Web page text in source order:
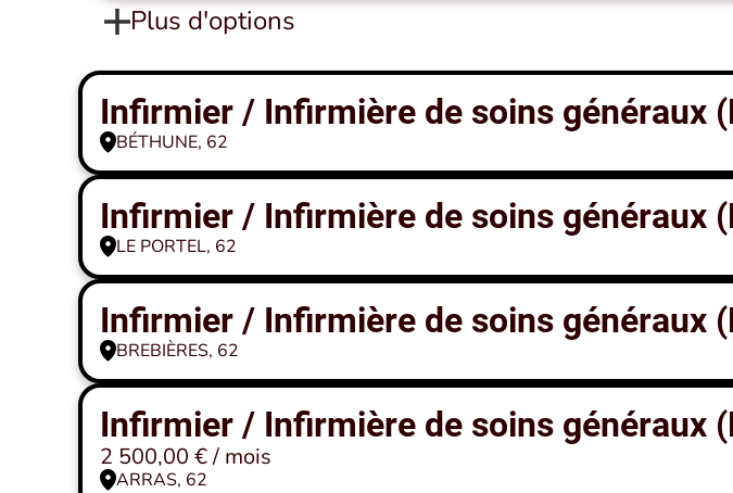
Plus d'options
Infirmier / Infirmière de soins généraux
BÉTHUNE, 62
Infirmier / Infirmière de soins généraux
LE PORTEL, 62
Infirmier / Infirmière de soins généraux
BREBIÈRES, 62
Infirmier / Infirmière de soins généraux
2 500,00 € / mois
ARRAS, 62